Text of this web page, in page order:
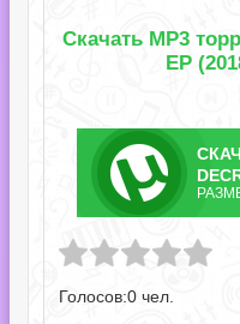
Скачать MP3
EP
ТОРРЕНТ
Голосов:0 чел.